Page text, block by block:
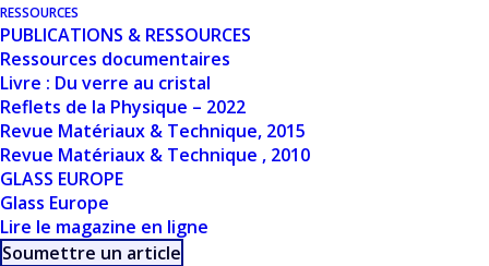
RESSOURCES
PUBLICATIONS & RESSOURCES
Ressources documentaires
Livre : Du verre au cristal
Reflets de la Physique – 2022
Revue Matériaux & Technique, 2015
Revue Matériaux & Technique , 2010
GLASS EUROPE
Glass Europe
Lire le magazine en ligne
Soumettre un article
EXPÉRIMENTALE -
TESTS
D'ALTÉRATION
NORMALISÉS ET
PROTOCOLES
EXPÉRIMENTAUX,